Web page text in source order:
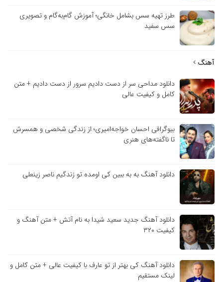
طرز تهیه سس بشامل خانگی؛ آموزش گام‌به‌گام و تصویری
سس سفید
آهنگ
دانلود مداحی سر از دست دادیم سرور از دست دادیم + متن
کامل و کیفیت عالی
بیوگرافی احسان خواجه‌امیری؛ از زندگی شخصی و همسرش
تا ناگفته‌های هنری
دانلود آهنگ به به ببین کی اومده تو زندگیم ناصر زینعلی
دانلود آهنگ جدید سعید شیدا به نام آتش + متن آهنگ و
کیفیت ۳۲۰
دانلود آهنگ کی بهتر از تو عارف با کیفیت عالی + متن کامل و
لینک مستقیم